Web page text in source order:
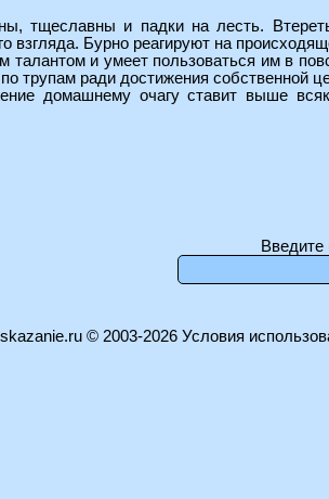
тщеславны и падки на лесть.
взгляда. Бурно реагируют на
талантом и умеет пользоваться им в
трупам ради достижения собственной
домашнему очагу ставит выше
Введите
© 2003-2026 Условия